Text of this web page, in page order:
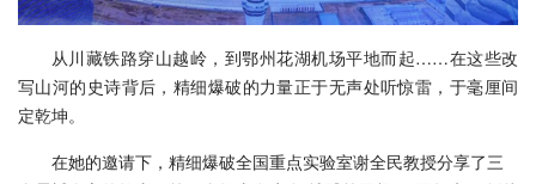
从川藏铁路穿山越岭，到鄂州花湖机场平地而起……在这些改
写山河的史诗背后，精细爆破的力量正于无声处听惊雷，于毫厘间
定乾坤。
在她的邀请下，精细爆破全国重点实验室谢全民教授分享了三